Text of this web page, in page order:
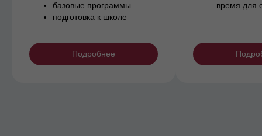
базовые программы
подготовка к школе
Подробнее
время для